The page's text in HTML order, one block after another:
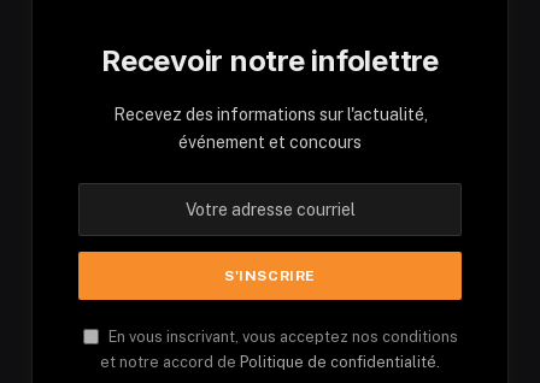
Recevoir notre infolettre
Recevez des informations sur l'actualité,
événement et concours
En vous inscrivant, vous acceptez nos conditions
et notre accord de Politique de confidentialité.